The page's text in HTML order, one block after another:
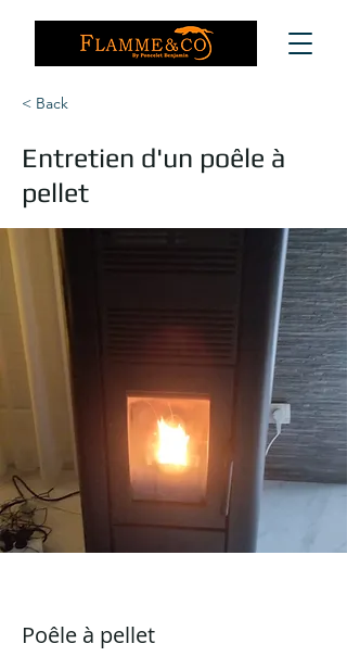
< Back
Entretien d'un poêle à
pellet
Poêle à pellet